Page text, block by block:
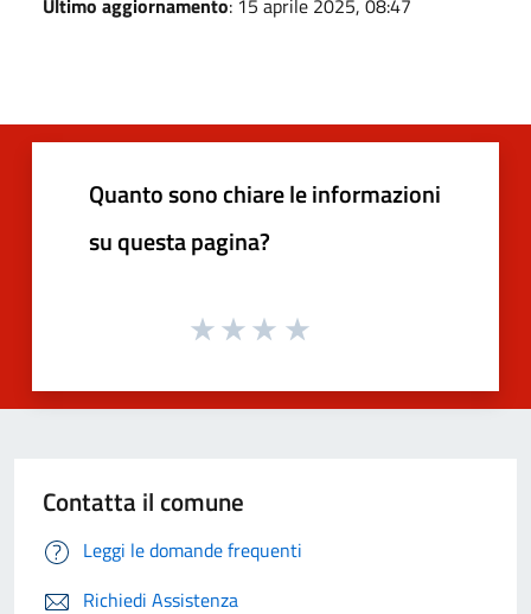
Quanto sono chiare le informazioni
su questa pagina?
Contatta il comune
Leggi le domande frequenti
Richiedi Assistenza